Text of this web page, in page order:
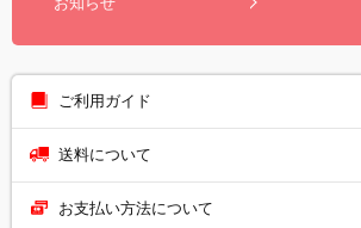
ご利用ガイド
送料について
お支払い方法について